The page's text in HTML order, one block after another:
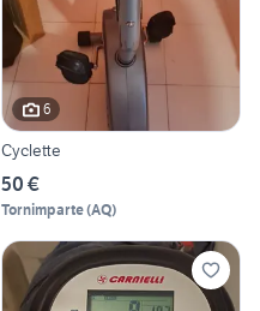
6
Cyclette
50 €
Tornimparte(AQ)